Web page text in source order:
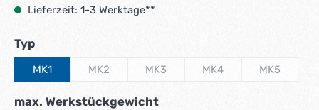
Lieferzeit: 1-3 Werktage**
Typauswählen
MK1 MK2 MK3 MK4 MK5
max. Werkstückgewichtauswählen